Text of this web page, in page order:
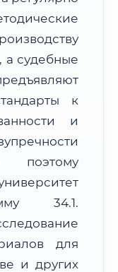
дней
а судебные
к
и
поэтому
34.1.
для
и других